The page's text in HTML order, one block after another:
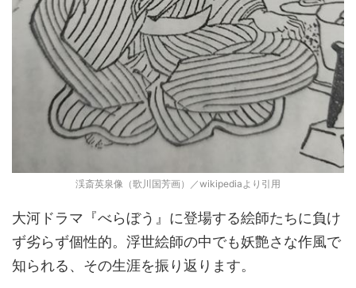
渓斎英泉像（歌川国芳画）／wikipediaより引用
大河ドラマ『べらぼう』に登場する絵師たちに負け
ず劣らず個性的。浮世絵師の中でも妖艶さな作風で
知られる、その生涯を振り返ります。